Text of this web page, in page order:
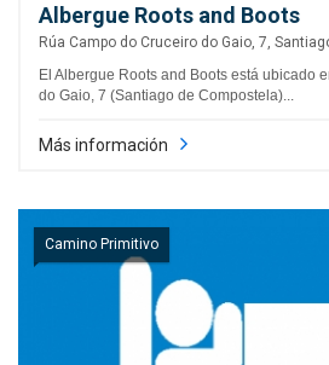
Albergue Roots and Boots
Rúa Campo do Cruceiro do Gaio, 7,
El Albergue Roots and Boots está ubicado
do Gaio, 7 (Santiago de Compostela)...
Más información
Camino Primitivo